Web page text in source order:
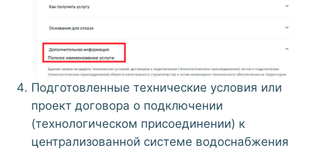
Подготовленные технические условия или
проект договора о подключении
(технологическом присоединении) к
централизованной системе водоснабжения